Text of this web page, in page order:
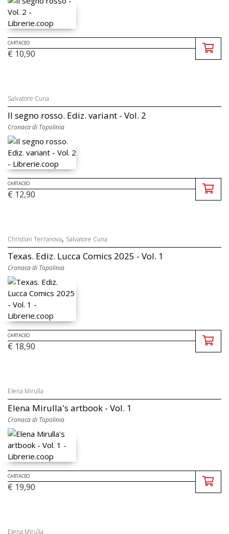
CARTACEO
€ 10,90
Salvatore Cuna
Il segno rosso. Ediz. variant - Vol. 2
Cronaca di Topolinia
CARTACEO
€ 12,90
Christian Terranova, Salvatore Cuna
Texas. Ediz. Lucca Comics 2025 - Vol. 1
Cronaca di Topolinia
CARTACEO
€ 18,90
Elena Mirulla
Elena Mirulla's artbook - Vol. 1
Cronaca di Topolinia
CARTACEO
€ 19,90
Elena Mirulla